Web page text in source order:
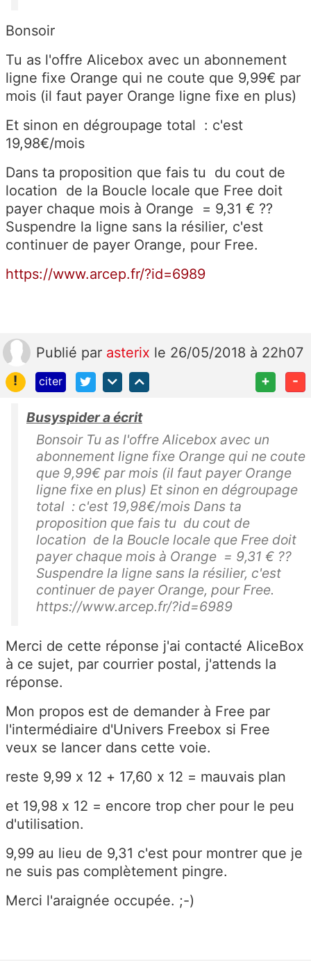
Bonsoir
Tu as l'offre Alicebox avec un abonnement
ligne fixe Orange qui ne coute que 9,99€ par
mois (il faut payer Orange ligne fixe en plus)
Et sinon en dégroupage total : c'est
19,98€/mois
Dans ta proposition que fais tu du cout de
location de la Boucle locale que Free doit
payer chaque mois à Orange = 9,31 € ??
Suspendre la ligne sans la résilier, c'est
continuer de payer Orange, pour Free.
https://www.arcep.fr/?id=6989
Publié par asterix le 26/05/2018 à 22h07
!
citer + -
Busyspider a écrit
Bonsoir Tu as l'offre Alicebox avec un
abonnement ligne fixe Orange qui ne coute
que 9,99€ par mois (il faut payer Orange
ligne fixe en plus) Et sinon en dégroupage
total : c'est 19,98€/mois Dans ta
proposition que fais tu du cout de
location de la Boucle locale que Free doit
payer chaque mois à Orange = 9,31 € ??
Suspendre la ligne sans la résilier, c'est
continuer de payer Orange, pour Free.
https://www.arcep.fr/?id=6989
Merci de cette réponse j'ai contacté AliceBox
à ce sujet, par courrier postal, j'attends la
réponse.
Mon propos est de demander à Free par
l'intermédiaire d'Univers Freebox si Free
veux se lancer dans cette voie.
reste 9,99 x 12 + 17,60 x 12 = mauvais plan
et 19,98 x 12 = encore trop cher pour le peu
d'utilisation.
9,99 au lieu de 9,31 c'est pour montrer que je
ne suis pas complètement pingre.
Merci l'araignée occupée. ;-)